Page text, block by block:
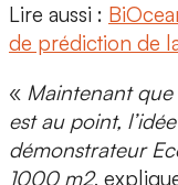
Lire aussi :
de prédiction de
« Maintenant
est au point,
démonstrateur
1000 m2,